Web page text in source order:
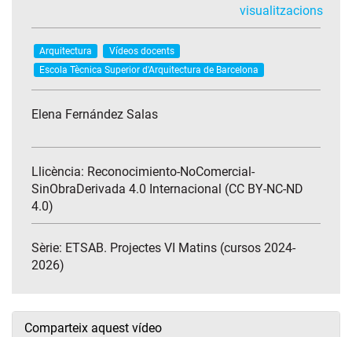
visualitzacions
Arquitectura
Vídeos docents
Escola Tècnica Superior d'Arquitectura de Barcelona
Elena Fernández Salas
Llicència: Reconocimiento-NoComercial-
SinObraDerivada 4.0 Internacional (CC BY-NC-ND
4.0)
Sèrie: ETSAB. Projectes VI Matins (cursos 2024-
2026)
Comparteix aquest vídeo